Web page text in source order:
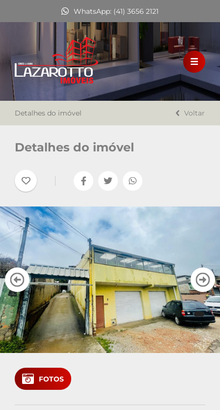
WhatsApp: (41) 3656 2121
HOME
VENDA
FINANCIAMENTO
CONTATO
Favoritos
Cadastre seu imóvel
Área do Cliente
Vendas: (41)
Locação: (41)
Detalhes do imóvel Voltar
Detalhes do imóvel
FOTOS